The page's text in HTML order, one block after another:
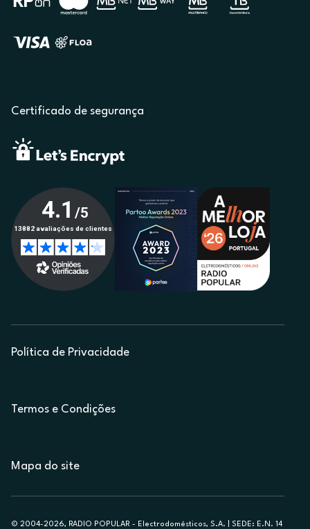
Certificado de segurança
Política de Privacidade
Termos e Condições
Mapa do site
© 2004-2026, RADIO POPULAR - Electrodomésticos, S.A. | SEDE: E.N. 14